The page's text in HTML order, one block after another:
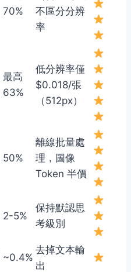
70%
不區分分辨
率
最高
63%
低分辨率僅
$0.018/張
（512px）
50%
離線批量處
理，圖像
Token 半價
2-5%
保持默認思
考級別
~0.4%
去掉文本輸
出